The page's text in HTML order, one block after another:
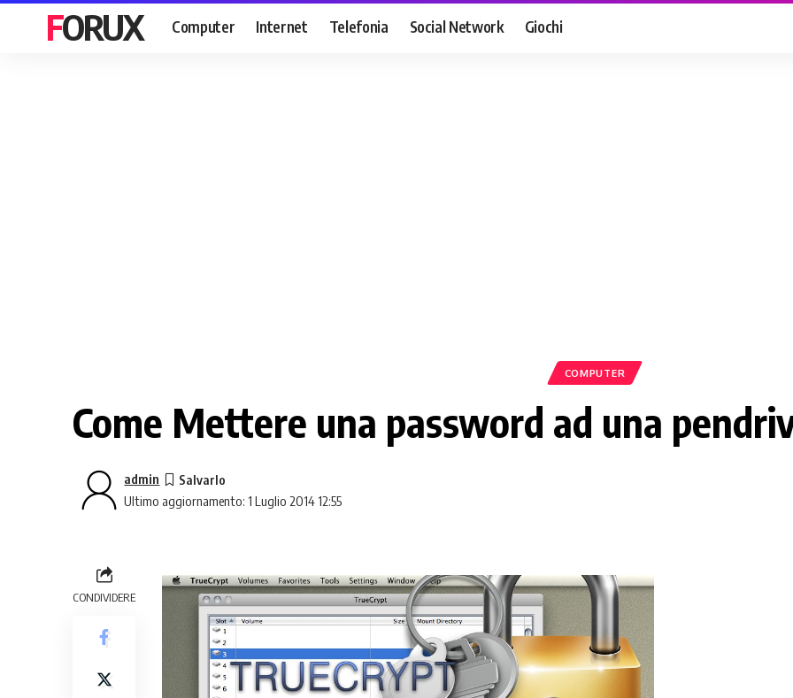
FORUX Computer Internet Telefonia Social Network Giochi
COMPUTER
Come Mettere una password ad una
Ultimo aggiornamento: 1 Luglio 2014 12:55
admin
CONDIVIDERE